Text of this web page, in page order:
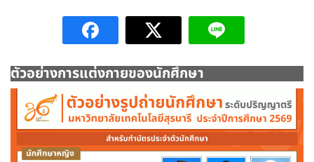
ตัวอย่างการแต่งกายของนักศึกษา